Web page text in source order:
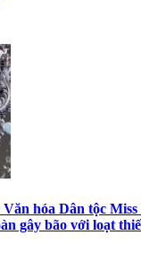
hóa Dân tộc
gây bão với loạt